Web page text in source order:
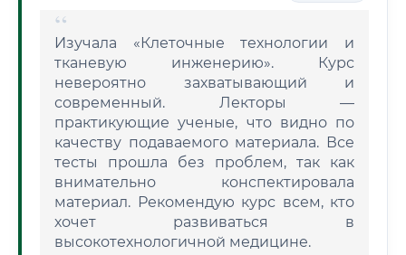
Изучала «Клеточные технологии и
тканевую инженерию». Курс
невероятно захватывающий и
современный. Лекторы —
практикующие ученые, что видно по
качеству подаваемого материала. Все
тесты прошла без проблем, так как
внимательно конспектировала
материал. Рекомендую курс всем, кто
хочет развиваться в
высокотехнологичной медицине.